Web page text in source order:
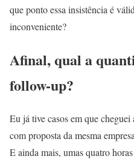
que ponto essa insistência é
inconveniente?
Afinal, qual a
follow-up?
Eu já tive casos em que
com proposta da mesma
E ainda mais, umas quatro